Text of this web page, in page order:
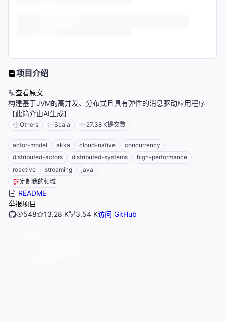
项目介绍
查看原文
构建基于JVM的高并发、分布式且具有弹性的消息驱动应用程序
【此简介由AI生成】
Others Scala 27.38 K提交数
actor-model akka cloud-native
concurrency
distributed-actors
distributed-systems
high-performance
reactive
streaming
java
定制我的领域
README
举报项目
548
13.28 K 3.54 K访问 GitHub